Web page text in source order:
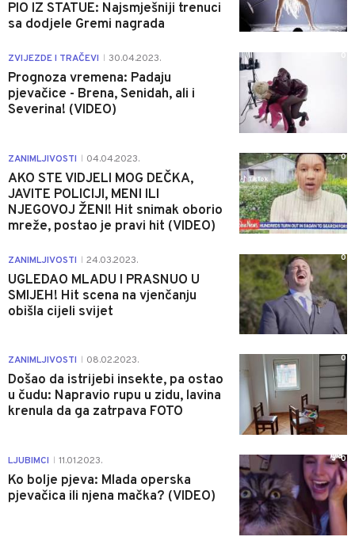
PIO IZ STATUE: Najsmješniji trenuci
sa dodjele Gremi nagrada
ZVIJEZDE I TRAČEVI 30.04.2023.
Prognoza vremena: Padaju
pjevačice - Brena, Senidah, ali i
Severina! (VIDEO)
ZANIMLJIVOSTI 04.04.2023.
AKO STE VIDJELI MOG DEČKA,
JAVITE POLICIJI, MENI ILI
NJEGOVOJ ŽENI! Hit snimak oborio
mreže, postao je pravi hit (VIDEO)
0
ZANIMLJIVOSTI 24.03.2023.
UGLEDAO MLADU I PRASNUO U
SMIJEH! Hit scena na vjenčanju
obišla cijeli svijet
0
ZANIMLJIVOSTI 08.02.2023.
Došao da istrijebi insekte, pa ostao
u čudu: Napravio rupu u zidu, lavina
krenula da ga zatrpava FOTO
0
LJUBIMCI 11.01.2023.
Ko bolje pjeva: Mlada operska
pjevačica ili njena mačka? (VIDEO)
0